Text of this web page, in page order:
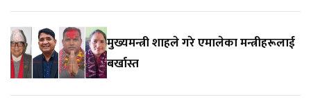
मुख्यमन्त्री शाहले गरे एमालेका मन्त्रीहरूलाई
बर्खास्त